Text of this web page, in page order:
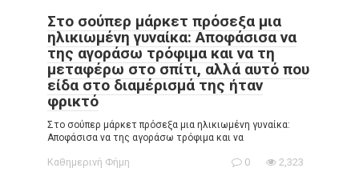
Στο σούπερ μάρκετ πρόσεξα μια
ηλικιωμένη γυναίκα: Αποφάσισα να
της αγοράσω τρόφιμα και να τη
μεταφέρω στο σπίτι, αλλά αυτό που
είδα στο διαμέρισμά της ήταν
φρικτό
Στο σούπερ μάρκετ πρόσεξα μια ηλικιωμένη γυναίκα:
Αποφάσισα να της αγοράσω τρόφιμα και να
Καθημερινή Φήμη 0 2,323